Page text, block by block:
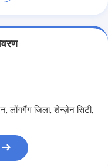
लोंगगैंग जिला, शेन्ज़ेन सिटी,